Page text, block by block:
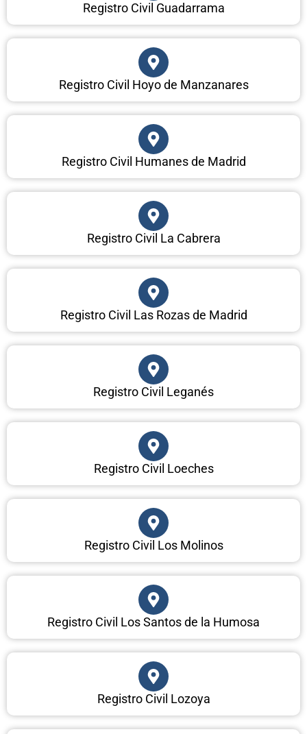
Registro Civil Guadarrama
Registro Civil Hoyo de Manzanares
Registro Civil Humanes de Madrid
Registro Civil La Cabrera
Registro Civil Las Rozas de Madrid
Registro Civil Leganés
Registro Civil Loeches
Registro Civil Los Molinos
Registro Civil Los Santos de la Humosa
Registro Civil Lozoya